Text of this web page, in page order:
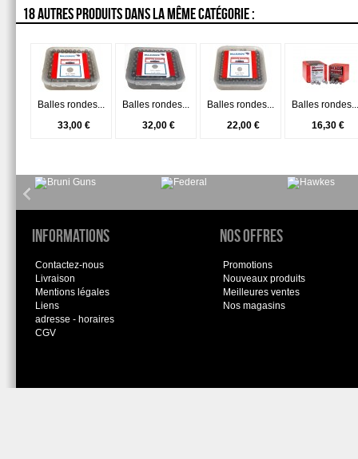
18 AUTRES PRODUITS DANS LA MÊME CATÉGORIE :
Balles rondes...
33,00 €
Balles rondes...
32,00 €
Balles rondes...
22,00 €
Balles rondes...
16,30 €
Informations
Contactez-nous
Livraison
Mentions légales
Liens
adresse - horaires
CGV
Nos offres
Promotions
Nouveaux produits
Meilleures ventes
Nos magasins